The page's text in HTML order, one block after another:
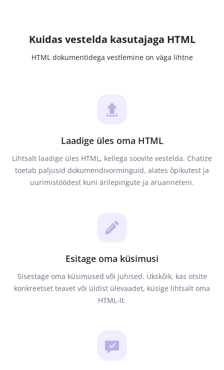
Kuidas vestelda kasutajaga HTML
HTML dokumentidega vestlemine on väga lihtne
Laadige üles oma HTML
Lihtsalt laadige üles HTML, kellega soovite vestelda. Chatize
toetab paljusid dokumendivorminguid, alates õpikutest ja
uurimistöödest kuni ärilepingute ja aruanneteni.
Esitage oma küsimusi
Sisestage oma küsimused või juhised. Ükskõik, kas otsite
konkreetset teavet või üldist ülevaadet, küsige lihtsalt oma
HTML-lt.